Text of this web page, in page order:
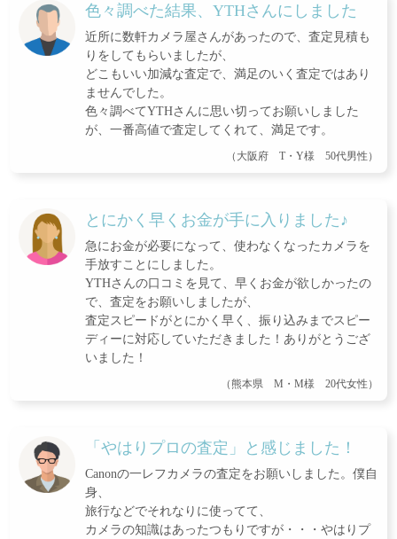
色々調べた結果、YTHさんにしました
近所に数軒カメラ屋さんがあったので、査定見積も
りをしてもらいましたが、
どこもいい加減な査定で、満足のいく査定ではあり
ませんでした。
色々調べてYTHさんに思い切ってお願いしました
が、一番高値で査定してくれて、満足です。
（大阪府 T・Y様 50代男性）
とにかく早くお金が手に入りました♪
急にお金が必要になって、使わなくなったカメラを
手放すことにしました。
YTHさんの口コミを見て、早くお金が欲しかったの
で、査定をお願いしましたが、
査定スピードがとにかく早く、振り込みまでスピー
ディーに対応していただきました！ありがとうござ
いました！
（熊本県 M・M様 20代女性）
「やはりプロの査定」と感じました！
Canonの一レフカメラの査定をお願いしました。僕自
身、
旅行などでそれなりに使ってて、
カメラの知識はあったつもりですが・・・やはりプ